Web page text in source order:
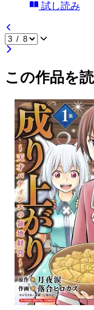
試し読み
この作品を